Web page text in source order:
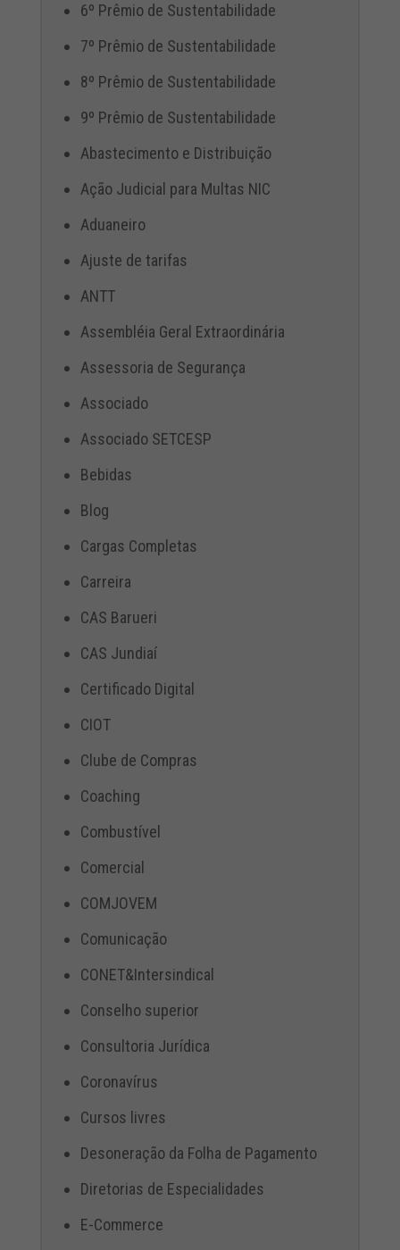
6º Prêmio de Sustentabilidade
7º Prêmio de Sustentabilidade
8º Prêmio de Sustentabilidade
9º Prêmio de Sustentabilidade
Abastecimento e Distribuição
Ação Judicial para Multas NIC
Aduaneiro
Ajuste de tarifas
ANTT
Assembléia Geral Extraordinária
Assessoria de Segurança
Associado
Associado SETCESP
Bebidas
Blog
Cargas Completas
Carreira
CAS Barueri
CAS Jundiaí
Certificado Digital
CIOT
Clube de Compras
Coaching
Combustível
Comercial
COMJOVEM
Comunicação
CONET&Intersindical
Conselho superior
Consultoria Jurídica
Coronavírus
Cursos livres
Desoneração da Folha de Pagamento
Diretorias de Especialidades
E-Commerce